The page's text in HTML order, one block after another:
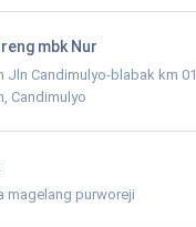
mbk Nur
Jln Candimulyo-blabak km 01
Candimulyo
magelang purworeji